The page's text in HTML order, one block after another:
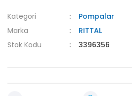
Kategori
Pompalar
Marka
RITTAL
Stok Kodu
3396356